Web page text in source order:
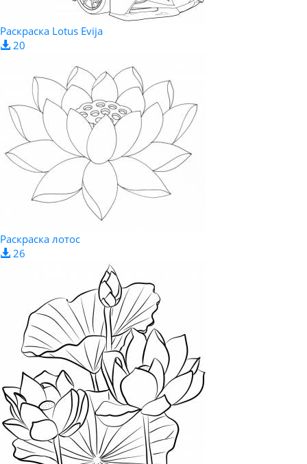
Раскраска Lotus Evija
20
Раскраска лотос
26